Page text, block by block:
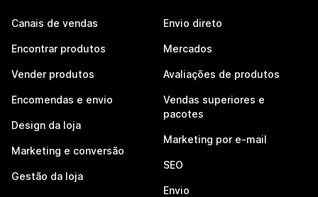
Canais de vendas
Encontrar produtos
Vender produtos
Encomendas e envio
Design da loja
Marketing e conversão
Gestão da loja
Envio direto
Mercados
Avaliações de produtos
Vendas superiores e
pacotes
Marketing por e-mail
SEO
Envio